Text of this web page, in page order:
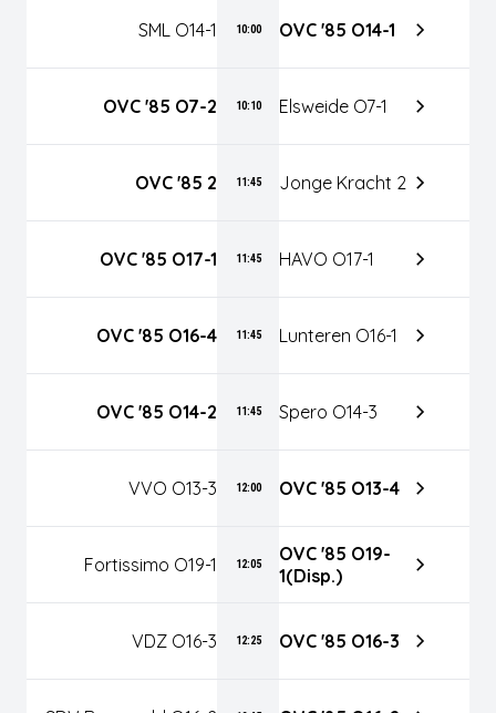
SML O14-1 10:00 OVC '85 O14-1
OVC '85 O7-2 10:10 Elsweide O7-1
OVC '85 2 11:45 Jonge Kracht 2
OVC '85 O17-1 11:45 HAVO O17-1
OVC '85 O16-4 11:45 Lunteren O16-1
OVC '85 O14-2 11:45 Spero O14-3
VVO O13-3 12:00 OVC '85 O13-4
Fortissimo O19-1 12:05
OVC '85 O19-
1(disp.)
VDZ O16-3 12:25 OVC '85 O16-3